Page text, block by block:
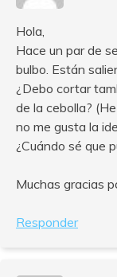
Hola,
Hace un par de
bulbo. Están
¿Debo cortar
de la cebolla?
no me gusta la
¿Cuándo sé que
Muchas gracias
Responder